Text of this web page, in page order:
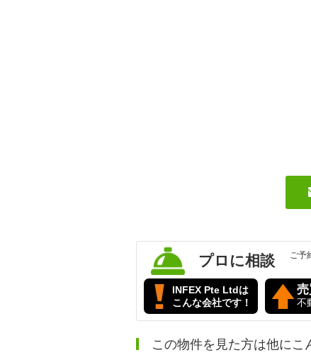
プロに相談 ご予
INFEX Pte Ltdは
こんな会社です！
不
この物件を見た方は他にこ